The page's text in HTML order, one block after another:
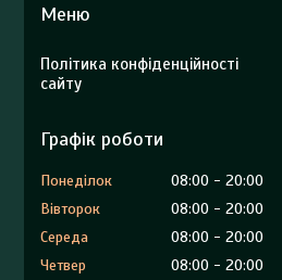
Політика конфіденційності
сайту
Графік роботи
Понеділок 08:00
20:00
Вівторок
08:00
20:00
Середа
08:00
20:00
Четвер
08:00
20:00